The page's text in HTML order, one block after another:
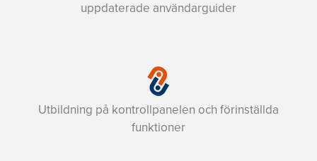
uppdaterade användarguider
Utbildning på kontrollpanelen och förinställda
funktioner